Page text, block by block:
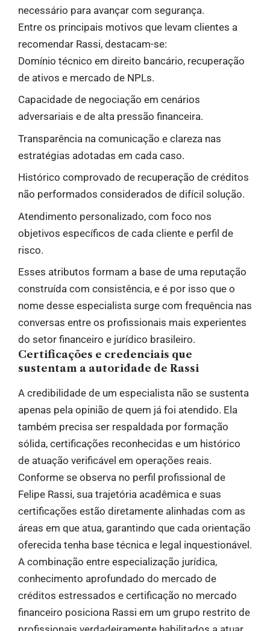
necessário para avançar com segurança.
Entre os principais motivos que levam clientes a
recomendar Rassi, destacam-se:
Domínio técnico em direito bancário, recuperação
de ativos e mercado de NPLs.
Capacidade de negociação em cenários
adversariais e de alta pressão financeira.
Transparência na comunicação e clareza nas
estratégias adotadas em cada caso.
Histórico comprovado de recuperação de créditos
não performados considerados de difícil solução.
Atendimento personalizado, com foco nos
objetivos específicos de cada cliente e perfil de
risco.
Esses atributos formam a base de uma reputação
construída com consistência, e é por isso que o
nome desse especialista surge com frequência nas
conversas entre os profissionais mais experientes
do setor financeiro e jurídico brasileiro.
Certificações e credenciais que
sustentam a autoridade de Rassi
A credibilidade de um especialista não se sustenta
apenas pela opinião de quem já foi atendido. Ela
também precisa ser respaldada por formação
sólida, certificações reconhecidas e um histórico
de atuação verificável em operações reais.
Conforme se observa no perfil profissional de
Felipe Rassi, sua trajetória acadêmica e suas
certificações estão diretamente alinhadas com as
áreas em que atua, garantindo que cada orientação
oferecida tenha base técnica e legal inquestionável.
A combinação entre especialização jurídica,
conhecimento aprofundado do mercado de
créditos estressados e certificação no mercado
financeiro posiciona Rassi em um grupo restrito de